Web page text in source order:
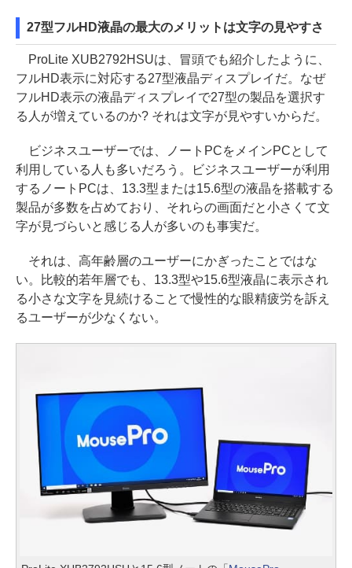
27型フルHD液晶の最大のメリットは文字の見やすさ
ProLite XUB2792HSUは、冒頭でも紹介したように、
フルHD表示に対応する27型液晶ディスプレイだ。なぜ
フルHD表示の液晶ディスプレイで27型の製品を選択す
る人が増えているのか? それは文字が見やすいからだ。
ビジネスユーザーでは、ノートPCをメインPCとして
利用している人も多いだろう。ビジネスユーザーが利用
するノートPCは、13.3型または15.6型の液晶を搭載する
製品が多数を占めており、それらの画面だと小さくて文
字が見づらいと感じる人が多いのも事実だ。
それは、高年齢層のユーザーにかぎったことではな
い。比較的若年層でも、13.3型や15.6型液晶に表示され
る小さな文字を見続けることで慢性的な眼精疲労を訴え
るユーザーが少なくない。